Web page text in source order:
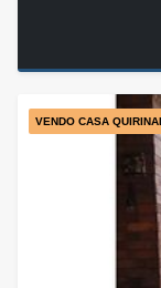
VENDO CASA